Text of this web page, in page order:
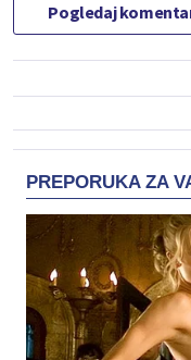
Pogledaj
PREPORUKA ZA